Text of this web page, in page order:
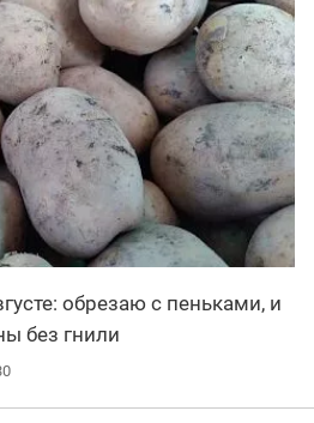
обрезаю с пеньками, и
без гнили